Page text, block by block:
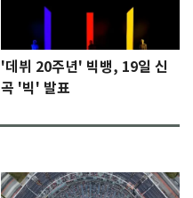
'데뷔 20주년' 빅뱅, 19일 신
곡 '빅' 발표